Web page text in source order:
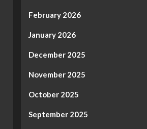
February 2026
January 2026
December 2025
November 2025
October 2025
September 2025